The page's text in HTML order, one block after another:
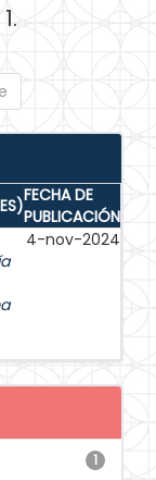
FECHA DE
PUBLICACIÓN
4-nov-2024
1